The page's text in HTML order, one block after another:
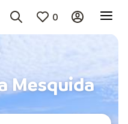
0
Mesquida